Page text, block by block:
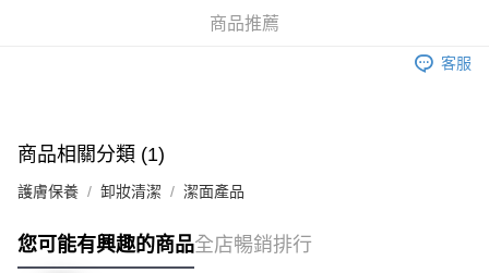
每筆HK$20.00，滿HK$100.00或以上免運費
(澳門門市) 只顯示可選門市。確認發貨後2-5個工作天到店，3天內
澳門地區配送 - 確認發貨後1-4個工作天送達
商品推薦
客服
商品相關分類 (1)
護膚保養 卸妝清潔 潔面產品
您可能有興趣的商品全店暢銷排行